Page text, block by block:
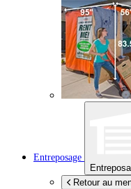
Entreposage
Retour au